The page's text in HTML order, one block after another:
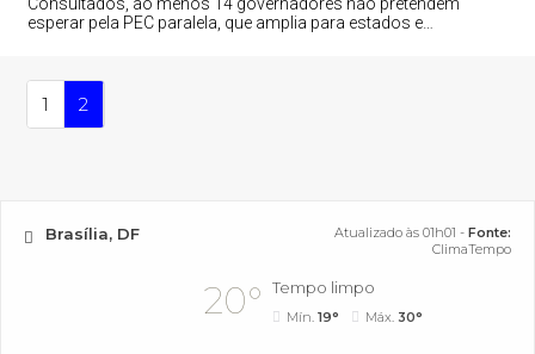
esperar pela PEC paralela, que amplia para estados e
1 2
Brasília, DF Atualizado às 01h01 - Fonte:
ClimaTempo
20° Tempo limpo
Mín.19° Máx. 30°